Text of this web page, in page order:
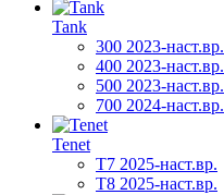
Tank
300 2023-наст.вр.
400 2023-наст.вр.
500 2023-наст.вр.
700 2024-наст.вр.
Tenet
T7 2025-наст.вр.
T8 2025-наст.вр.